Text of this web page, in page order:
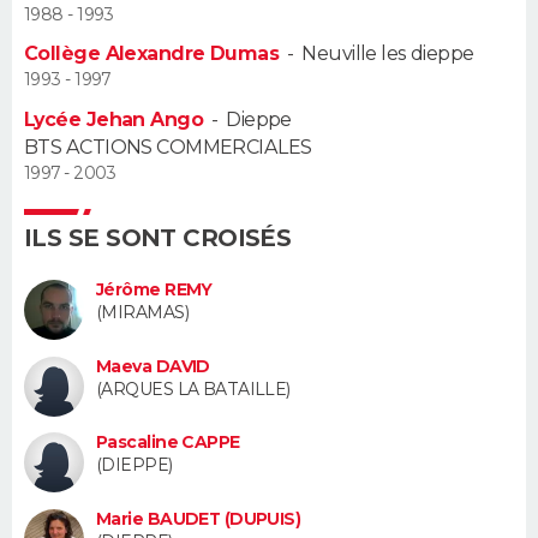
Alimentation
Guide de la santé
Maladies
Médicaments
Sommeil
VOYAGE
PHOTO
GUIDES D'ACHAT
CARTE DE VOEUX
Carte de Noël
Carte Bonne année
Carte Saint-Valentin
Carte Pâques
Carte d'anniversaire
DICTIONNAIRE
Dictionnaire
Biographies
Citations
Expressions
Proverbes
PROGRAMME TV
COPAINS D'AVANT
S'inscrire
Se connecter
Lycées
Collèges
Primaires
Universités
Entreprises
Service militaire
Avis de recherche
1988 - 1993
Collège Alexandre Dumas- Neuville les dieppe
1993 - 1997
Lycée Jehan Ango- Dieppe
BTS ACTIONS COMMERCIALES
1997 - 2003
ILS SE SONT CROISÉS
Jérôme REMY
(MIRAMAS)
Maeva DAVID
(ARQUES LA BATAILLE)
Pascaline CAPPE
(DIEPPE)
Marie BAUDET (DUPUIS)